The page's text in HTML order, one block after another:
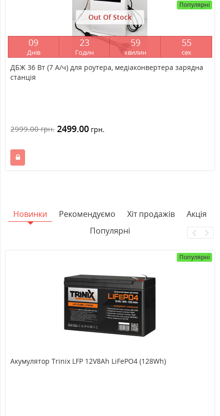
Популярні
Out Of Stock
09
Днів
23
Годин
59
хвилин
54
сек
ДБЖ 36 Вт (7 А/ч) для роутера, медіаконвертера зарядна
станція
2999.00грн. 2499.00 грн.
Новинки Рекомендуємо Хіт продажів
Акція
Популярні
Популярні
Акумулятор Trinix LFP 12V8Ah LiFePO4 (128Wh)